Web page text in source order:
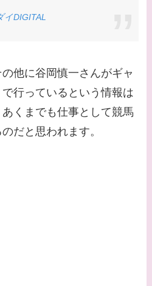
イDIGITAL
他に谷岡慎一さんがギャ
行っているという情報は
くまでも仕事として競馬
だと思われます。